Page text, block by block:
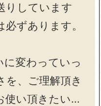
りしています
ずあります。
に変わっていっ
、ご理解頂き
使い頂きたい…